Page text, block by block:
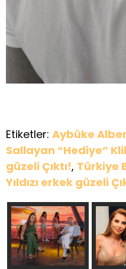
Etiketler: Aybüke
Sallayan “Hediye”
güzeli Çıktı!, Türkiye
Yıldızı erkek güzeli